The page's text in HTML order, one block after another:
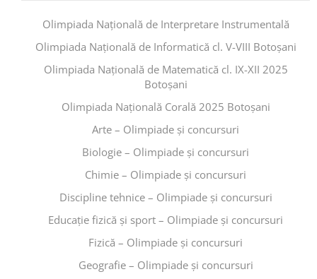
Olimpiada Națională de Interpretare Instrumentală
Olimpiada Națională de Informatică cl. V-VIII Botoșani
Olimpiada Națională de Matematică cl. IX-XII 2025
Botoșani
Olimpiada Națională Corală 2025 Botoșani
Arte – Olimpiade și concursuri
Biologie – Olimpiade și concursuri
Chimie – Olimpiade și concursuri
Discipline tehnice – Olimpiade și concursuri
Educaţie fizică şi sport – Olimpiade și concursuri
Fizică – Olimpiade și concursuri
Geografie – Olimpiade și concursuri